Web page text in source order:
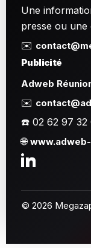
Une
presse ou une
✉️
Publicité
Adweb
✉️
☎️ 02 62 97 32
🌐
© 2026